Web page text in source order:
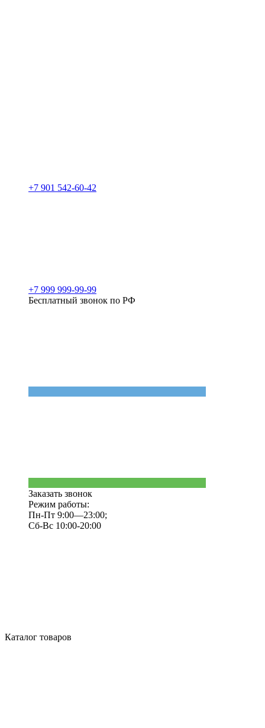
+7 901 542-60-42
+7 999 999-99-99
Бесплатный звонок по РФ
Заказать звонок
Режим работы:
Пн-Пт 9:00—23:00;
Сб-Вс 10:00-20:00
Каталог товаров